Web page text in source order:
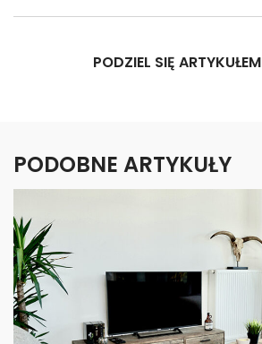
PODZIEL SIĘ ARTYKUŁEM
PODOBNE ARTYKUŁY